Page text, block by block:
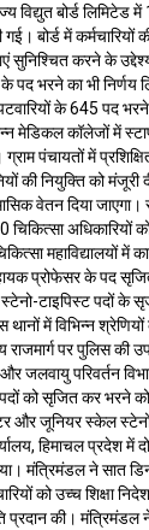
विद्युत बोर्ड लिमिटेड
बोर्ड में
सुनिश्चित करने के
भरने का भी निर्णय
के 645 पद भरने
मेडिकल कॉलेजों में
पंचायतों में
की नियुक्ति को मंजूरी
वेतन दिया
अधिकारियों
महाविद्यालयों में
प्रोफेसर के पद
टाइपिस्ट पदों के
में विभिन्न
राजमार्ग पर पुलिस
और जलवायु परिवर्तन
को सृजित कर भरने
और जूनियर स्केल
हिमाचल प्रदेश
मंत्रिमंडल ने सात
को उच्च शिक्षा
प्रदान की। मंत्रिमंडल